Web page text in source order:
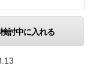
検討中に入れる